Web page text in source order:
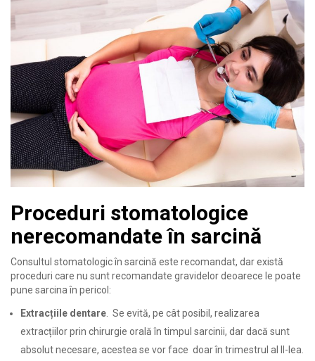
Proceduri stomatologice
nerecomandate în sarcină
Consultul stomatologic în sarcină este recomandat, dar există
proceduri care nu sunt recomandate gravidelor deoarece le poate
pune sarcina în pericol:
Extracțiile dentare . Se evită, pe cât posibil, realizarea
extracțiilor prin chirurgie orală în timpul sarcinii, dar dacă sunt
absolut necesare, acestea se vor face doar în trimestrul al II-lea.